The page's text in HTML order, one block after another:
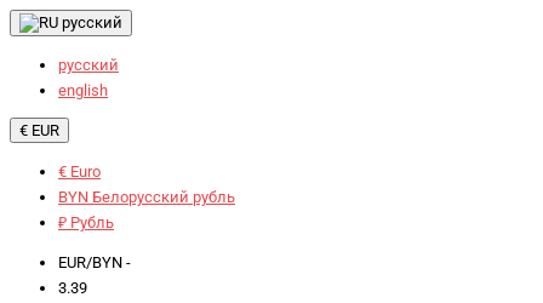
русский
русский
english
€ EUR
€ Euro
BYN Белорусский рубль
₽ Рубль
EUR/BYN -
3.39